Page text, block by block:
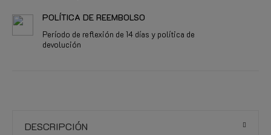
POLÍTICA DE REEMBOLSO
Período de reflexión de 14 días y política de
devolución
DESCRIPCIÓN